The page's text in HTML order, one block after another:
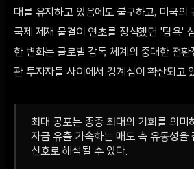
대를 유지하고 있음에도 불구하고, 미국의
국제 제재 물결이 연초를 장식했던 '탐욕'
한 변화는 글로벌 감독 체계의 중대한 전환
관 투자자들 사이에서 경계심이 확산되고
최대 공포는 종종 최대의 기회를 의미
자금 유출 가속화는 매도 측 유동성을
신호로 해석될 수 있다.